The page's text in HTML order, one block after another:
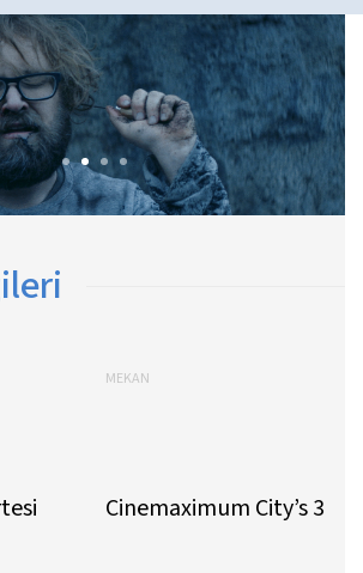
MEKAN
Cinemaximum City’s 3